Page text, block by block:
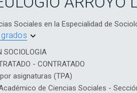
Sociales en la Especialidad de
SOCIOLOGIA
- CONTRATADO
asignaturas (TPA)
de Ciencias Sociales -